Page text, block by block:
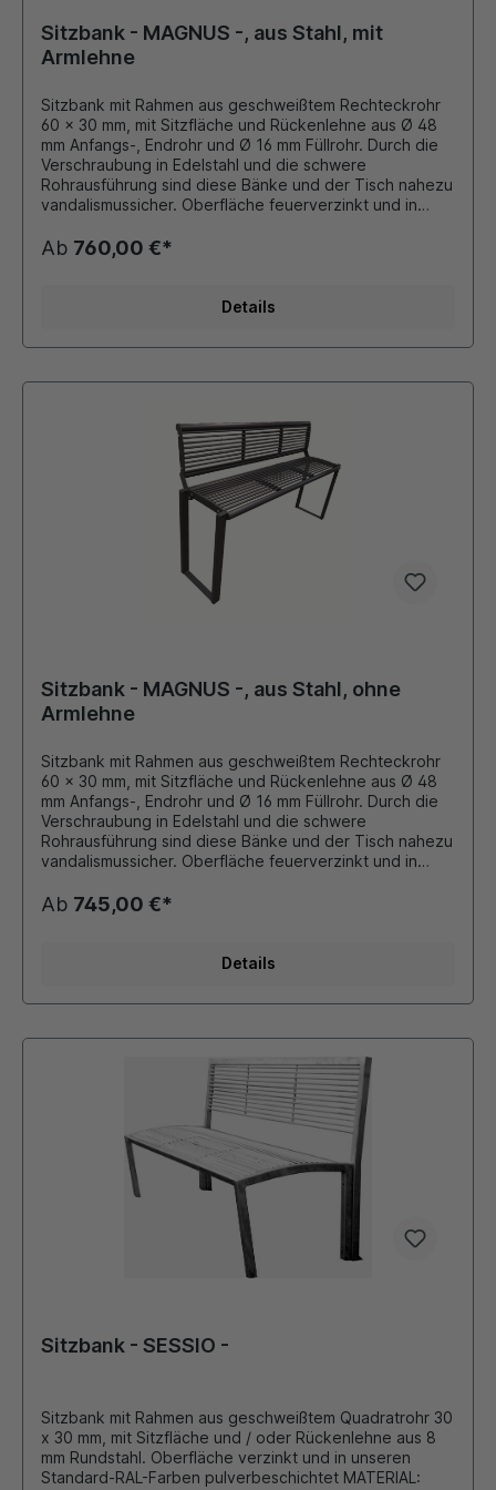
Einbetonieren Anlieferung: Zerlegt auf Palette, mit
passenden Schrauben aus Edelstahl
Sitzbank - MAGNUS -, aus Stahl, mit
Armlehne
Sitzbank mit Rahmen aus geschweißtem Rechteckrohr
60 x 30 mm, mit Sitzfläche und Rückenlehne aus Ø 48
mm Anfangs-, Endrohr und Ø 16 mm Füllrohr. Durch die
Verschraubung in Edelstahl und die schwere
Rohrausführung sind diese Bänke und der Tisch nahezu
vandalismussicher. Oberfläche feuerverzinkt und in
Farben möglich. Befestigung: Zum Einbetonieren oder
Aufdübeln Anlieferung: Zerlegt auf Palette, mit
Bank mit Rückenlehne und Armlehnen, Sitzhöhe ca. 450
Länge ca. 1900 mm, als 3-Sitzer passend dazu: Tisch,
mm über Flur Gegen Aupfreis (auf Anfrage) auch als
Ab 760,00 €*
Details
Sitzbank - MAGNUS -, aus Stahl, ohne
Armlehne
Sitzbank mit Rahmen aus geschweißtem Rechteckrohr
60 x 30 mm, mit Sitzfläche und Rückenlehne aus Ø 48
mm Anfangs-, Endrohr und Ø 16 mm Füllrohr. Durch die
Verschraubung in Edelstahl und die schwere
Rohrausführung sind diese Bänke und der Tisch nahezu
vandalismussicher. Oberfläche feuerverzinkt und in
Farben möglich. Befestigung: Zum Einbetonieren oder
Aufdübeln Anlieferung: Zerlegt auf Palette, mit
Bank mit Rückenlehne und ohne Armlehnen, Sitzhöhe
mm, Länge ca. 1900 mm, als 3-Sitzer passend dazu:
ca. 850 mm über Flur Gegen Aupfreis (auf Anfrage)
auch als Seniorenbank mit erhöhter Sitzhöhe lieferbar
Ab 745,00 €*
Details
Sitzbank - SESSIO -
Sitzbank mit Rahmen aus geschweißtem Quadratrohr 30
x 30 mm, mit Sitzfläche und / oder Rückenlehne aus 8
mm Rundstahl. Oberfläche verzinkt und in unseren
Standard-RAL-Farben pulverbeschichtet MATERIAL: